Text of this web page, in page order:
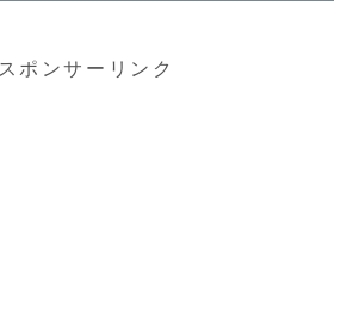
スポンサーリンク